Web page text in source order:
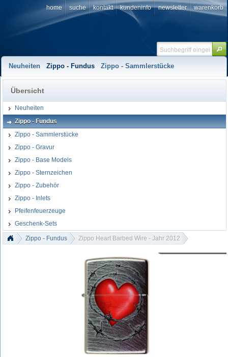
home suche kontakt kundeninfo newsletter warenkorb
Neuheiten Zippo - Fundus Zippo - Sammlerstücke
Übersicht
Neuheiten
Zippo - Fundus
Zippo - Sammlerstücke
Zippo - Gravur
Zippo - Base Models
Zippo - Sternzeichen
Zippo - Zubehör
Zippo - Inlets
Pfeifenfeuerzeuge
Geschenk-Sets
Zippo - Fundus Zippo Heart Barbed Wire - Jahr 2012